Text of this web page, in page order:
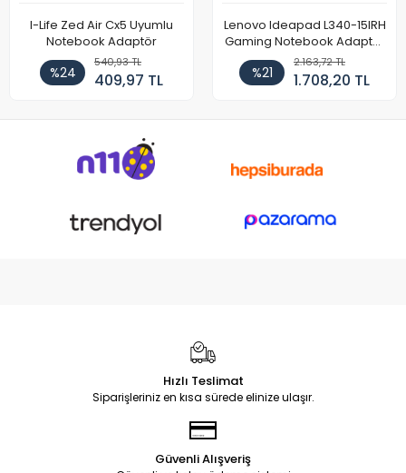
I-Life Zed Air Cx5 Uyumlu
Notebook Adaptör
%24
540,93 TL
409,97 TL
Lenovo Ideapad L340-15IRH
Gaming Notebook Adaptör
Cihazı Şarj Aleti (150W)
%21
2.163,72 TL
1.708,20 TL
Hızlı Teslimat
Siparişleriniz en kısa sürede elinize ulaşır.
Güvenli Alışveriş